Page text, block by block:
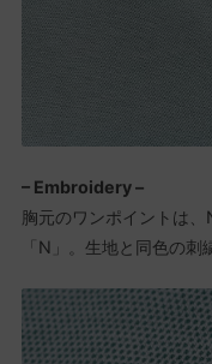
– Embroidery –
胸元のワンポイントは
「N」。生地と同色の刺